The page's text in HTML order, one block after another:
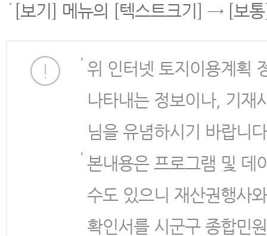
[보기] 메뉴의 [텍스트크기] → [보
위 인터넷 토지이용계획
나타내는 정보이나, 기재
님을 유념하시기 바랍니
본내용은 프로그램 및 데
수도 있으니 재산권행사
확인서를 시군구 종합민